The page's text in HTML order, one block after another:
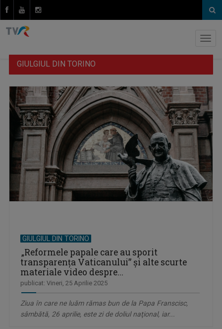
GIULGIUL DIN TORINO
GIULGIUL DIN TORINO
„Reformele papale care au sporit
transparenţa Vaticanului” şi alte scurte
materiale video despre...
publicat: Vineri, 25 Aprilie 2025
Ziua în care ne luăm rămas bun de la Papa Franscisc,
sâmbătă, 26 aprilie, este zi de doliul naţional, iar...